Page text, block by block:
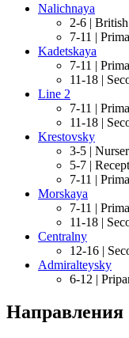
Nalichnaya
2-6 |
7-11 |
Kadetskaya
7-11 |
11-18 |
Line 2
7-11 |
11-18 |
Krestovsky
3-5 |
5-7 |
7-11 |
Morskaya
7-11 |
11-18 |
Centralny
12-16 |
Admiralteysky
6-12 |
Направления